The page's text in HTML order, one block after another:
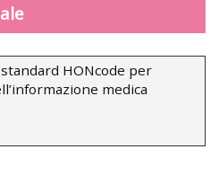
HONcode per
medica